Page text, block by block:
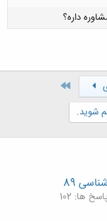
داره؟
شوید.
89
پاسخ ها: 102